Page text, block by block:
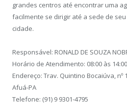
grandes centros até encontrar uma
facilmente se dirigir até a sede de
cidade.
Responsável: RONALD DE SOUZA
Horário de Atendimento: 08:00 às 14:00
Endereço: Trav. Quintino Bocaiúva, nº
Afuá-PA
Telefone: (91) 9 9301-4795